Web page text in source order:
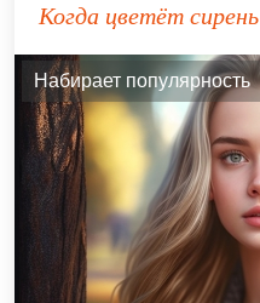
Когда цветёт сирень
Набирает популярность